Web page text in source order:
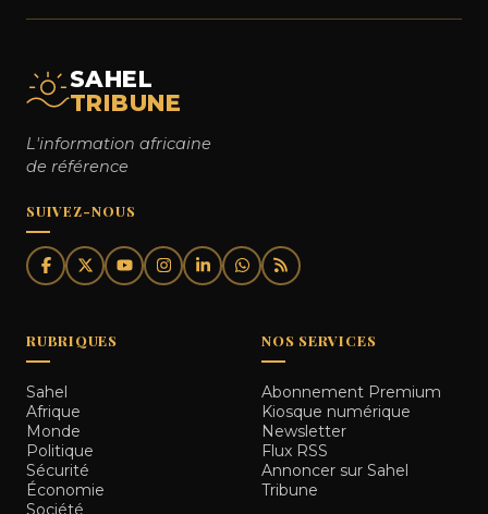
SAHEL
TRIBUNE
L'information africaine
de référence
SUIVEZ-NOUS
RUBRIQUES
Sahel
Afrique
Monde
Politique
Sécurité
Économie
Société
NOS SERVICES
Abonnement Premium
Kiosque numérique
Newsletter
Flux RSS
Annoncer sur Sahel
Tribune